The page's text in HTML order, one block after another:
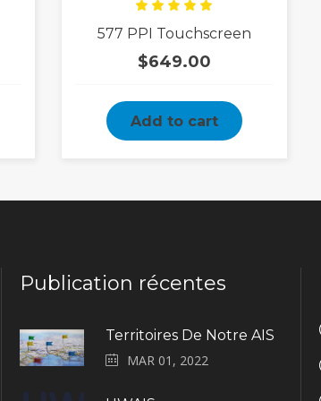
5.00
of 5
577 PPI Touchscreen
$649.00
Add to cart
Publication récentes
Territoires De Notre AIS
MAR 01, 2022